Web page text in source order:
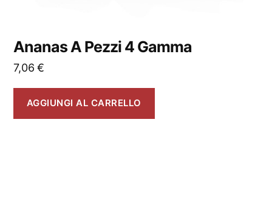
Ananas A Pezzi 4 Gamma
7,06€
AGGIUNGI AL CARRELLO